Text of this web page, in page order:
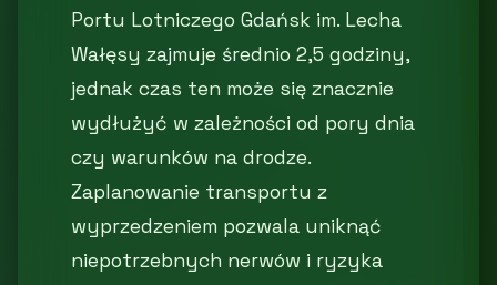
Portu Lotniczego Gdańsk im. Lecha
Wałęsy zajmuje średnio 2,5 godziny,
jednak czas ten może się znacznie
wydłużyć w zależności od pory dnia
czy warunków na drodze.
Zaplanowanie transportu z
wyprzedzeniem pozwala uniknąć
niepotrzebnych nerwów i ryzyka